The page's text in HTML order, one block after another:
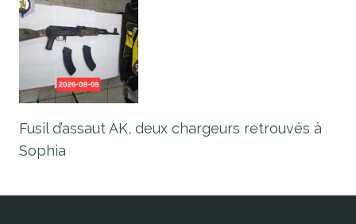
Fusil d’assaut AK, deux chargeurs retrouvés à
Sophia